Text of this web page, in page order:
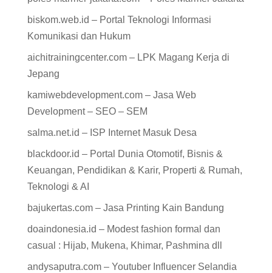
biskom.web.id – Portal Teknologi Informasi
Komunikasi dan Hukum
aichitrainingcenter.com – LPK Magang Kerja di
Jepang
kamiwebdevelopment.com – Jasa Web
Development – SEO – SEM
salma.net.id – ISP Internet Masuk Desa
blackdoor.id – Portal Dunia Otomotif, Bisnis &
Keuangan, Pendidikan & Karir, Properti & Rumah,
Teknologi & AI
bajukertas.com – Jasa Printing Kain Bandung
doaindonesia.id – Modest fashion formal dan
casual : Hijab, Mukena, Khimar, Pashmina dll
andysaputra.com – Youtuber Influencer Selandia